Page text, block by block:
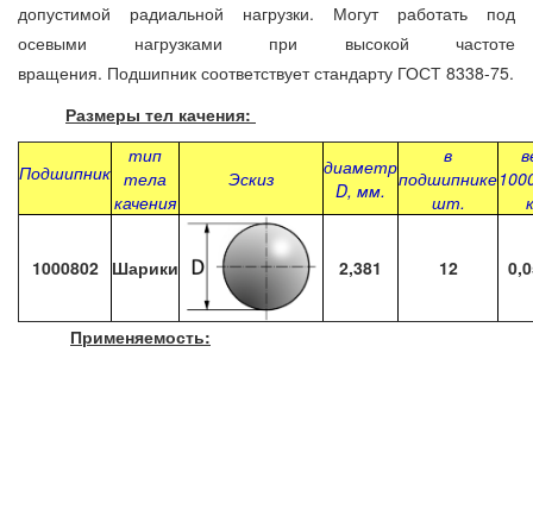
допустимой радиальной нагрузки. Могут работать под
осевыми нагрузками при высокой частоте
вращения. Подшипник соответствует стандарту ГОСТ 8338-75.
Размеры тел качения:
Подшипник
тип
тела
качения
Эскиз
диаметр
D, мм.
в
подшипнике
шт.
1000802 Шарики 2,381 12
Применяемость: